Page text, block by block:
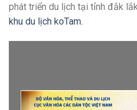
phát triển du lịch tại tỉnh đắk
khu du lịch koTam.